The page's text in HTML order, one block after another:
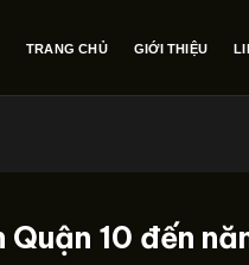
TRANG CHỦ GIỚI THIỆU
Quận 10 đến